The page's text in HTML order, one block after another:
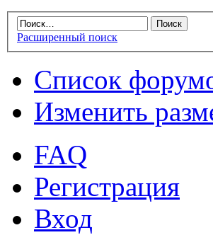
Расширенный поиск
Список
Изменить
FAQ
Регистрация
Вход